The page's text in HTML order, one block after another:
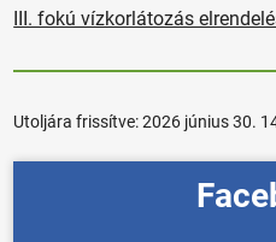
III. fokú vízkorlátozás
Utoljára frissítve:2026 június 30.